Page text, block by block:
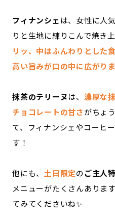
フィナンシェ は、女性に人
りと生地に練りこんで焼き
リッ、中はふんわりとした
高い旨みが口の中に広がり
抹茶のテリーヌは、 濃厚な
チョコレートの甘さがちょ
て、フィナンシェやコーヒ
す！
他にも、 土日限定のご主人
メニューがたくさんありま
てみてくださいね✨